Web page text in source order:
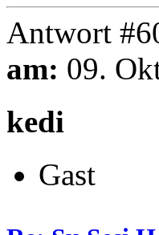
Antwort
am: 09.
kedi
Gast